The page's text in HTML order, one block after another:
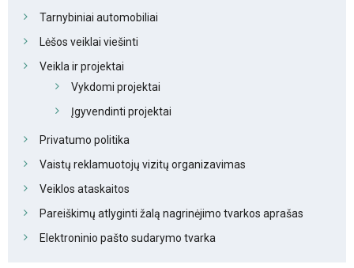
Tarnybiniai automobiliai
Lėšos veiklai viešinti
Veikla ir projektai
Vykdomi projektai
Įgyvendinti projektai
Privatumo politika
Vaistų reklamuotojų vizitų organizavimas
Veiklos ataskaitos
Pareiškimų atlyginti žalą nagrinėjimo tvarkos aprašas
Elektroninio pašto sudarymo tvarka